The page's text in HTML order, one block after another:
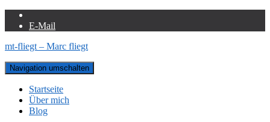
E-Mail
mt-fliegt – Marc fliegt
Navigation umschalten
Startseite
Über mich
Blog